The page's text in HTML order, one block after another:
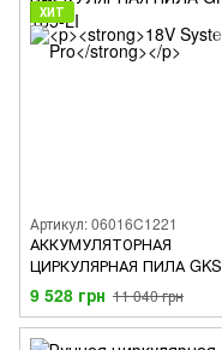
ХИТ
Артикул: 06016C1221
АККУМУЛЯТОРНАЯ
ЦИРКУЛЯРНАЯ ПИЛА GKS
185-LI
9 528 грн 11 040 грн